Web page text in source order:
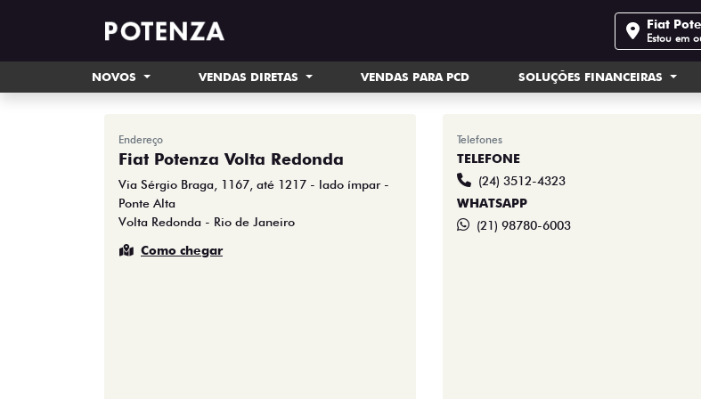
Fiat
Estou em
NOVOS VENDAS DIRETAS VENDAS PARA PCD SOLUÇÕES FINANCEIRAS
Endereço
Fiat Potenza Volta Redonda
Via Sérgio Braga, 1167, até 1217 - lado ímpar -
Ponte Alta
Volta Redonda - Rio de Janeiro
Como chegar
Telefones
TELEFONE
(24) 3512-4323
WHATSAPP
(21) 98780-6003